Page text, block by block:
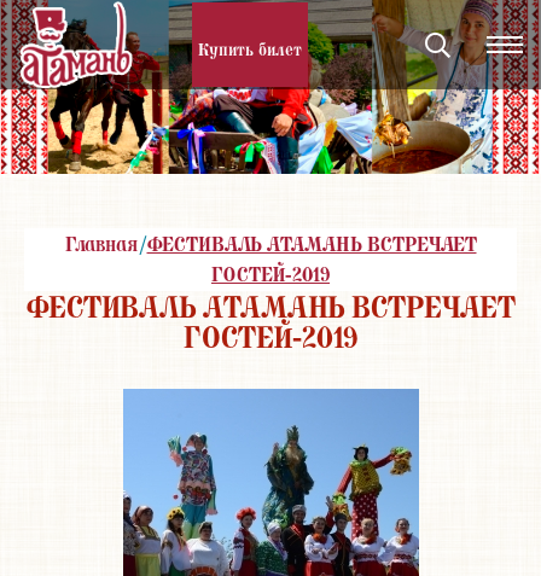
Купить билет
Главная/ФЕСТИВАЛЬ АТАМАНЬ ВСТРЕЧАЕТ
ГОСТЕЙ-2019
ФЕСТИВАЛЬ АТАМАНЬ ВСТРЕЧАЕТ
ГОСТЕЙ-2019